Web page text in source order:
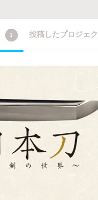
1 投稿したプロジェ